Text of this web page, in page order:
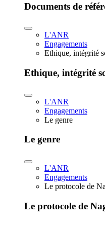
Documents de
L'ANR
Engagements
Ethique, intégrité
Ethique, intégrité
L'ANR
Engagements
Le genre
Le genre
L'ANR
Engagements
Le protocole de
Le protocole de